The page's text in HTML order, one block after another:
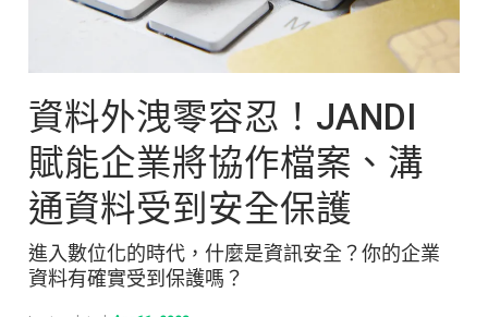
資料外洩零容忍！JANDI
賦能企業將協作檔案、溝
通資料受到安全保護
進入數位化的時代，什麼是資訊安全？你的企業
資料有確實受到保護嗎？